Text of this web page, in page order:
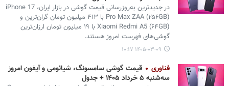
در جدیدترین به‌روزرسانی قیمت گوشی در بازار ایران، iPhone 17
Pro Max ZAA (۲۵۶GB) با ۴۱۳ میلیون تومان گران‌ترین و
Xiaomi Redmi A5 (۶۴GB) با ۱۹ میلیون تومان ارزان‌ترین
گوشی‌های فهرست امروز هستند.
۱۴۰۵-۰۳-۰۹ ۱۰:۱۷
فناوری
قیمت گوشی سامسونگ، شیائومی و آیفون امروز
سه‌شنبه ۵ خرداد ۱۴۰۵ + جدول